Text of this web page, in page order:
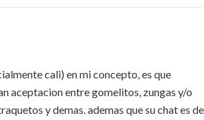
cali) en mi concepto, es que
aceptacion entre gomelitos, zungas y/o
y demas. ademas que su chat es de